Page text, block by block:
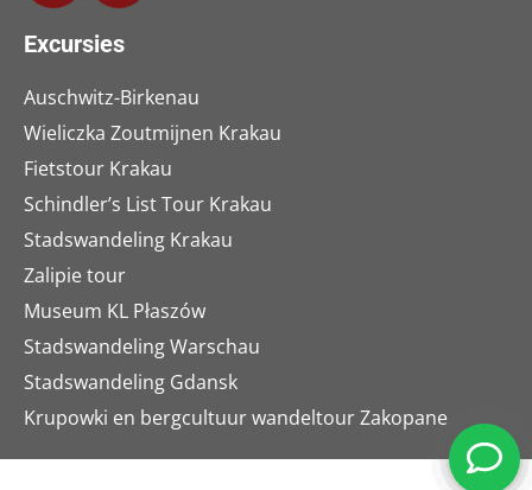
Excursies
Auschwitz-Birkenau
Wieliczka Zoutmijnen Krakau
Fietstour Krakau
Schindler’s List Tour Krakau
Stadswandeling Krakau
Zalipie tour
Museum KL Płaszów
Stadswandeling Warschau
Stadswandeling Gdansk
Krupowki en bergcultuur wandeltour Zakopane